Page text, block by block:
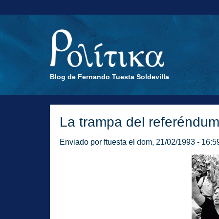
Blog de Fernando Tuesta Soldevilla
La trampa del referéndum
Enviado por ftuesta el dom, 21/02/1993 -